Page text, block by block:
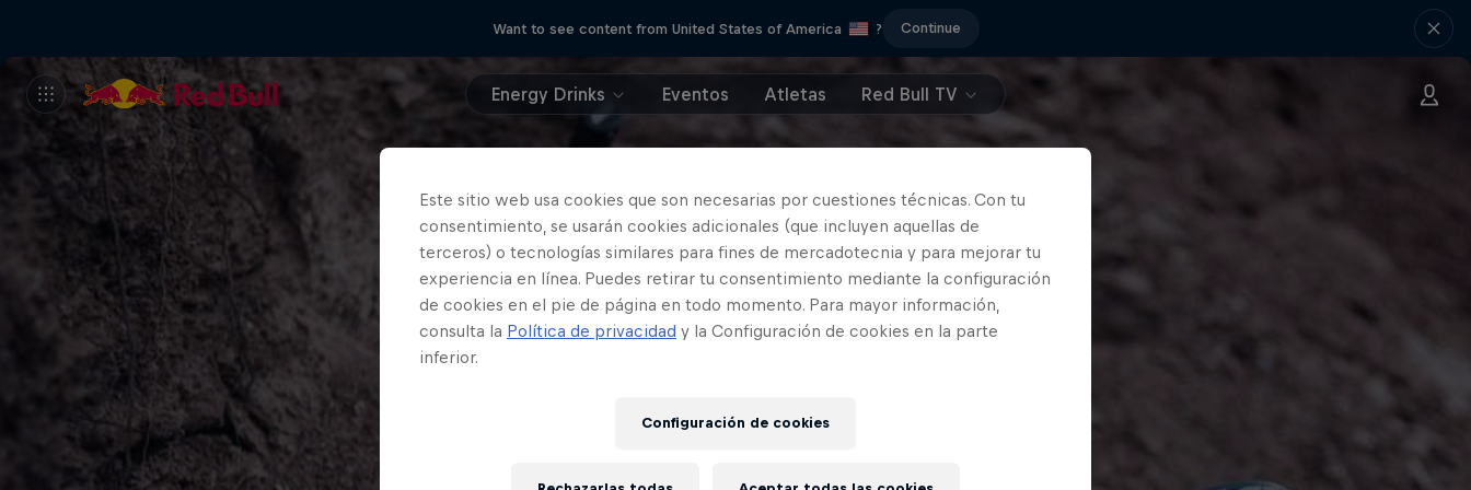
Want to see content from United States of America ? Continue
Energy Drinks Eventos Atletas Red Bull TV
Este sitio web usa cookies que son necesarias por cuestiones técnicas. Con tu
consentimiento, se usarán cookies adicionales (que incluyen aquellas de
terceros) o tecnologías similares para fines de mercadotecnia y para mejorar tu
experiencia en línea. Puedes retirar tu consentimiento mediante la configuración
de cookies en el pie de página en todo momento. Para mayor información,
consulta la Política de privacidad y la Configuración de cookies en la parte
inferior.
Configuración de cookies